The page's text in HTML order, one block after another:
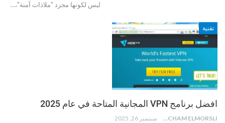
ليس لكونها مجرد "ملاذات آمنة"،…
تقنية
افضل برنامج VPN المجانية المتاحة في عام 2025
HICHAM ELMORSLI سبتمبر 26, 2025